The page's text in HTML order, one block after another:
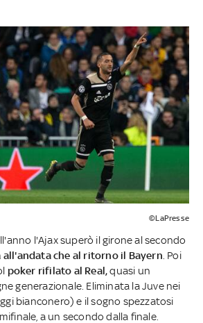
©LaPresse
l'Ajax superò il girone al secondo
all'andata che al ritorno il Bayern . Poi
poker rifilato al Real,quasi un
generazionale. Eliminata la Juve nei
bianconero) e il sogno spezzatosi
a un secondo dalla finale.